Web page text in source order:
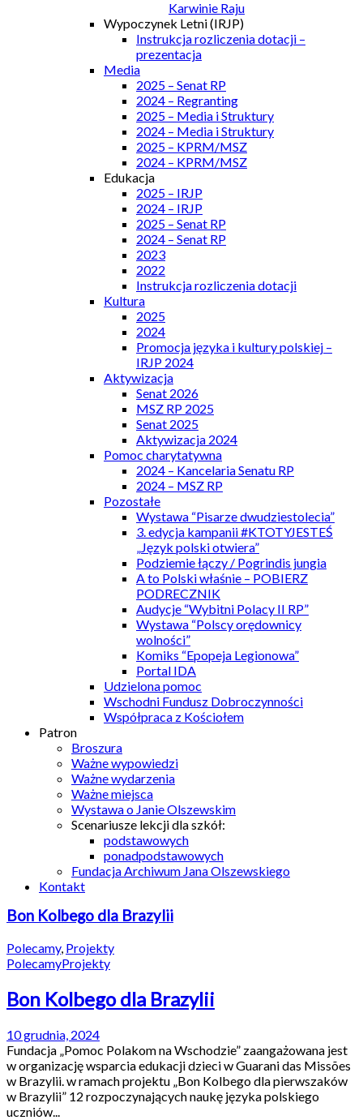
Karwinie Raju
Wypoczynek Letni (IRJP)
Instrukcja rozliczenia dotacji –
prezentacja
Media
2025 – Senat RP
2024 – Regranting
2025 – Media i Struktury
2024 – Media i Struktury
2025 – KPRM/MSZ
2024 – KPRM/MSZ
Edukacja
2025 – IRJP
2024 – IRJP
2025 – Senat RP
2024 – Senat RP
2023
2022
Instrukcja rozliczenia dotacji
Kultura
2025
2024
Promocja języka i kultury polskiej –
IRJP 2024
Aktywizacja
Senat 2026
MSZ RP 2025
Senat 2025
Aktywizacja 2024
Pomoc charytatywna
2024 – Kancelaria Senatu RP
2024 – MSZ RP
Pozostałe
Wystawa “Pisarze dwudziestolecia”
3. edycja kampanii #KTOTYJESTEŚ
„Język polski otwiera”
Podziemie łączy / Pogrindis jungia
A to Polski właśnie – POBIERZ
PODRECZNIK
Audycje “Wybitni Polacy II RP”
Wystawa “Polscy orędownicy
wolności”
Komiks “Epopeja Legionowa”
Portal IDA
Udzielona pomoc
Wschodni Fundusz Dobroczynności
Współpraca z Kościołem
Patron
Broszura
Ważne wypowiedzi
Ważne wydarzenia
Ważne miejsca
Wystawa o Janie Olszewskim
Scenariusze lekcji dla szkół:
podstawowych
ponadpodstawowych
Fundacja Archiwum Jana Olszewskiego
Kontakt
Bon Kolbego dla Brazylii
Polecamy, Projekty
PolecamyProjekty
Bon Kolbego dla Brazylii
10 grudnia, 2024
Fundacja „Pomoc Polakom na Wschodzie” zaangażowana jest
w organizację wsparcia edukacji dzieci w Guarani das Missões
w Brazylii. w ramach projektu „Bon Kolbego dla pierwszaków
w Brazylii” 12 rozpoczynających naukę języka polskiego
uczniów...